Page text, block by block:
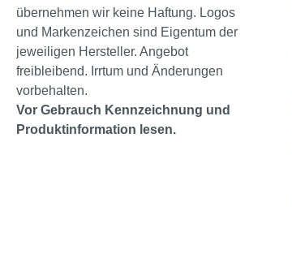
übernehmen wir keine Haftung. Logos
und Markenzeichen sind Eigentum der
jeweiligen Hersteller. Angebot
freibleibend. Irrtum und Änderungen
vorbehalten.
Vor Gebrauch Kennzeichnung und
Produktinformation lesen.